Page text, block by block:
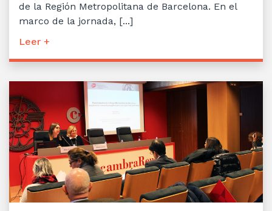
de la Región Metropolitana de Barcelona. En el
marco de la jornada, [...]
Leer +